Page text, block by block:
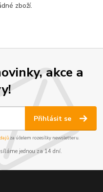
zboží.
akce a
Přihlásit se
za účelem rozesílky newsletteru.
jednou za 14 dní.